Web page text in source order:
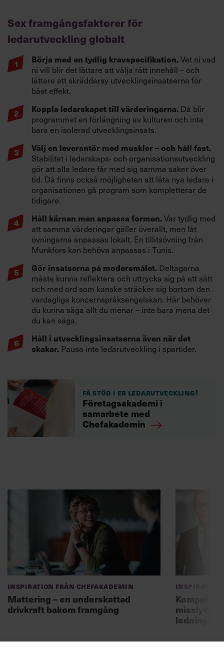
Sex framgångsfaktorer för
ledarutveckling globalt
Börja med en tydlig kravspecifikation.Vet ni vad
ni vill blir det lättare att välja rätt innehåll – och
lättare att skräddarsy utvecklingsinsatserna för
bäst effekt.
Koppla ledarskapet till värderingarna. Då blir
programmet en förlängning av kulturen och inte
bara en isolerad utvecklingsinsats.
Välj en leverantör med muskler – och håll fast.
Stabilitet i ledarskaps- och organisationsutveckling
gör att alla ledare får med sig samma saker över
tid. Då finns också möjligheten att låta nya ledare i
organisationen gå program som kompletterar de
tidigare.
Håll kärnan men anpassa formen.Var tydlig med
att samma värderingar gäller överallt, men låt
övningarna anpassas lokalt. En tillitsövning från
Munkfors kan behöva anpassas i Tunis.
Gör insatserna på modersmålet. Deltagarna
måste kunna reflektera och uttrycka sig på ett sätt
och med ord som kanske sträcker sig bortom den
vardagliga koncernspråksengelskan. Här behöver
du kunna säga allt du menar – inte bara mena det
du kan säga.
Håll i utvecklingsinsatserna även när det
skakar. Pausa inte ledarutveckling i spartider.
Få stöd i er ledarutveckling!
Företagsakademi i
samarbete med
Chefakademin
Inspiration från Chefakademin
Mattering – en underskattad
drivkraft bakom framgång
Inspiration